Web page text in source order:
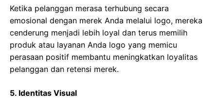
Ketika pelanggan merasa terhubung secara
emosional dengan merek Anda melalui logo, mereka
cenderung menjadi lebih loyal dan terus memilih
produk atau layanan Anda logo yang memicu
perasaan positif membantu meningkatkan loyalitas
pelanggan dan retensi merek.
5. Identitas Visual